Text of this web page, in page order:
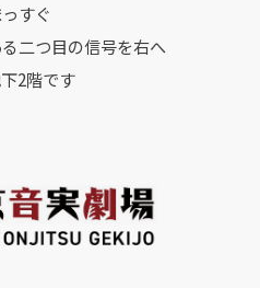
すぐ
二つ目の信号を右へ
2階です